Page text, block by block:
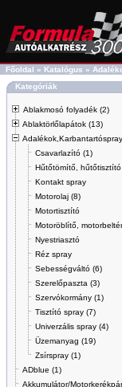
Főoldal » Katalógus »
Kategóriák
Ablakmosó folyadék (2)
Ablaktörlőlapátok (13)
Csavarlazító (1)
Hűtőtömítő, hűtőtisztító
Kontakt spray
Motorolaj (8)
Motortisztító
Motoröblítő,
Nyestriasztó
Réz spray
Sebességváltó (6)
Szerelőpaszta (3)
Szervókormány (1)
Tisztító spray (7)
Univerzális spray (4)
Üzemanyag (19)
Zsírspray (1)
ADblue (1)
Akkumulátor/Motorkerékpár